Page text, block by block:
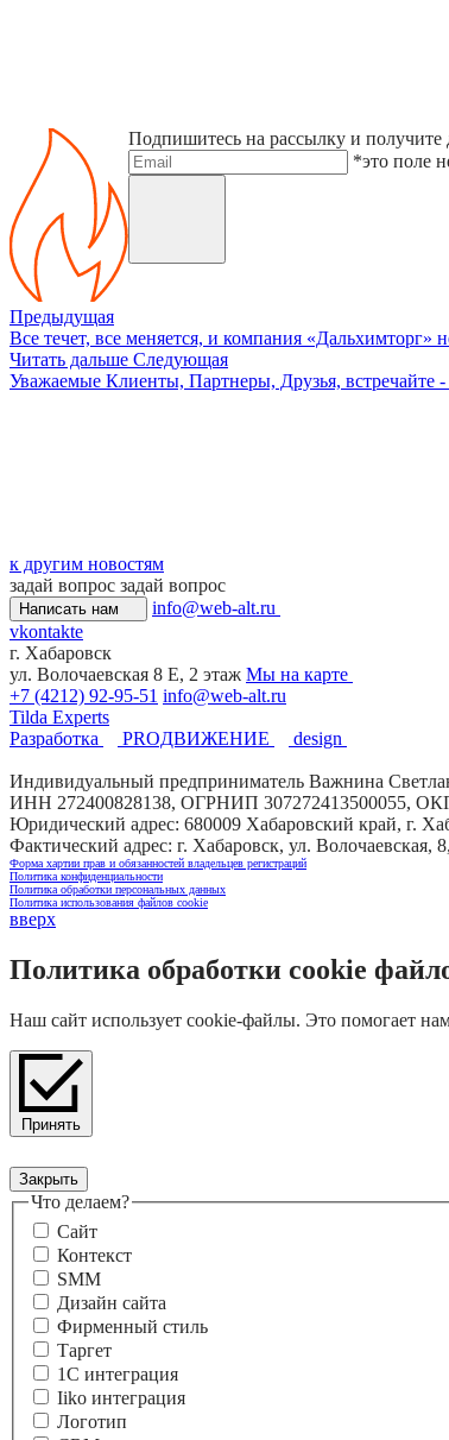
Подпишитесь на рассылку и получите
Электронная почта
*это поле
Предыдущая
Все течет, все меняется, и компания «Дальхимторг»
Читать дальше Следующая
Уважаемые Клиенты, Партнеры, Друзья, встречайте
к другим новостям
задай вопрос задай вопрос
Написать нам
info@web-alt.ru
vkontakte
г. Хабаровск
ул. Волочаевская 8 Е, 2 этаж Мы на карте
+7 (4212) 92-95-51 info@web-alt.ru
Tilda Experts
Разработка
PROДВИЖЕНИЕ design
Индивидуальный предприниматель Важнина
ИНН 272400828138, ОГРНИП 307272413500055,
Юридический адрес: 680009 Хабаровский край, г.
Фактический адрес: г. Хабаровск, ул. Волочаевская,
Форма хартии прав и обязанностей владельцев регистраций
Политика конфиденциальности
Политика обработки персональных данных
Политика использования файлов cookie
вверх
Политика обработки cookie
Наш сайт использует cookie-файлы. Это помогает
Принять
Закрыть
Форма обратной связи
Что делаем?
Сайт
Контекст
SMM
Дизайн сайта
Фирменный стиль
Таргет
1С интеграция
Iiko интеграция
Логотип